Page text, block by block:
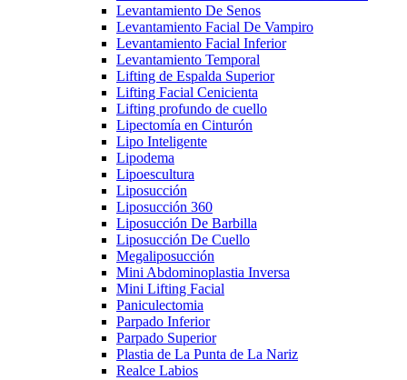
Levantamiento De Senos
Levantamiento Facial De Vampiro
Levantamiento Facial Inferior
Levantamiento Temporal
Lifting de Espalda Superior
Lifting Facial Cenicienta
Lifting profundo de cuello
Lipectomía en Cinturón
Lipo Inteligente
Lipodema
Lipoescultura
Liposucción
Liposucción 360
Liposucción De Barbilla
Liposucción De Cuello
Megaliposucción
Mini Abdominoplastia Inversa
Mini Lifting Facial
Paniculectomia
Parpado Inferior
Parpado Superior
Plastia de La Punta de La Nariz
Realce Labios